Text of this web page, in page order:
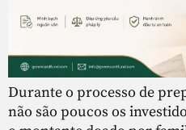
Durante o processo de
não são poucos os